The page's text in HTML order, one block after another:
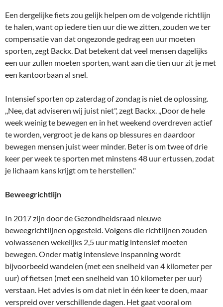
Een dergelijke fiets zou gelijk helpen om de volgende richtlijn
te halen, want op iedere tien uur die we zitten, zouden we ter
compensatie van dat ongezonde gedrag een uur moeten
sporten, zegt Backx. Dat betekent dat veel mensen dagelijks
een uur zullen moeten sporten, want aan die tien uur zit je met
een kantoorbaan al snel.
Intensief sporten op zaterdag of zondag is niet de oplossing.
,,Nee, dat adviseren wij juist niet", zegt Backx. ,,Door de hele
week weinig te bewegen en in het weekend overdreven actief
te worden, vergroot je de kans op blessures en daardoor
bewegen mensen juist weer minder. Beter is om twee of drie
keer per week te sporten met minstens 48 uur ertussen, zodat
je lichaam kans krijgt om te herstellen."
Beweegrichtlijn
In 2017 zijn door de Gezondheidsraad nieuwe
beweegrichtlijnen opgesteld. Volgens die richtlijnen zouden
volwassenen wekelijks 2,5 uur matig intensief moeten
bewegen. Onder matig intensieve inspanning wordt
bijvoorbeeld wandelen (met een snelheid van 4 kilometer per
uur) of fietsen (met een snelheid van 10 kilometer per uur)
verstaan. Het advies is om dat niet in één keer te doen, maar
verspreid over verschillende dagen. Het gaat vooral om